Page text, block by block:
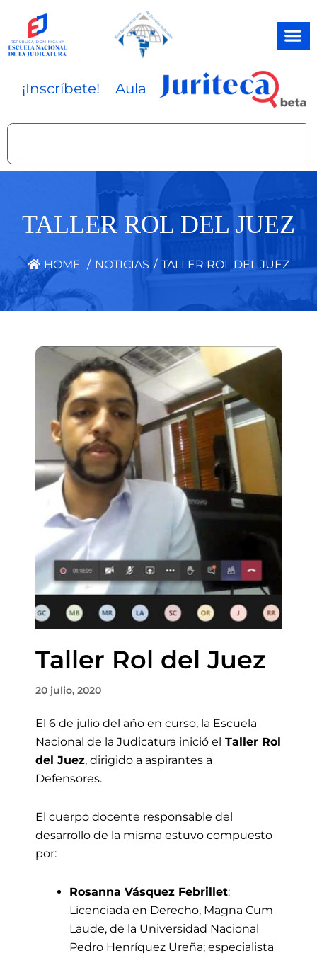
contenido
¡Inscríbete! Aula
Search
TALLER ROL DEL JUEZ
HOME / NOTICIAS / TALLER ROL DEL JUEZ
Taller Rol del Juez
20 julio, 2020
El 6 de julio del año en curso, la Escuela
Nacional de la Judicatura inició el Taller Rol
del Juez, dirigido a aspirantes a
Defensores.
El cuerpo docente responsable del
desarrollo de la misma estuvo compuesto
por:
Rosanna Vásquez Febrillet:
Licenciada en Derecho, Magna Cum
Laude, de la Universidad Nacional
Pedro Henríquez Ureña; especialista